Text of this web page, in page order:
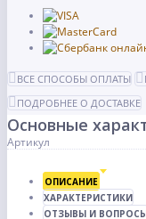
ВСЕ СПОСОБЫ ОПЛАТЫ
ПОДРОБНЕЕ О ДОСТАВКЕ
Основные
Артикул
ОПИСАНИЕ
ХАРАКТЕРИСТИКИ
ОТЗЫВЫ И